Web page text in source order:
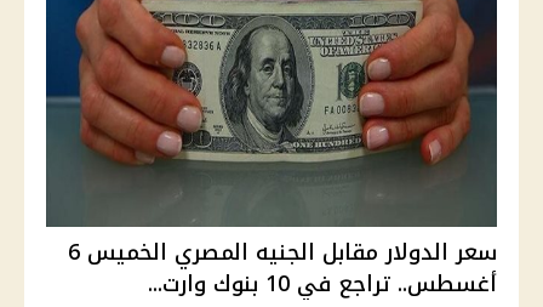
سعر الدولار مقابل الجنيه المصري الخميس 6
أغسطس.. تراجع في 10 بنوك وارت...